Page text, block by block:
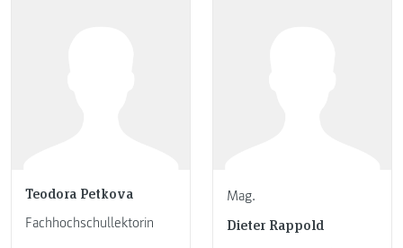
Teodora Petkova
Fachhochschullektorin
Mag.
Dieter Rappold